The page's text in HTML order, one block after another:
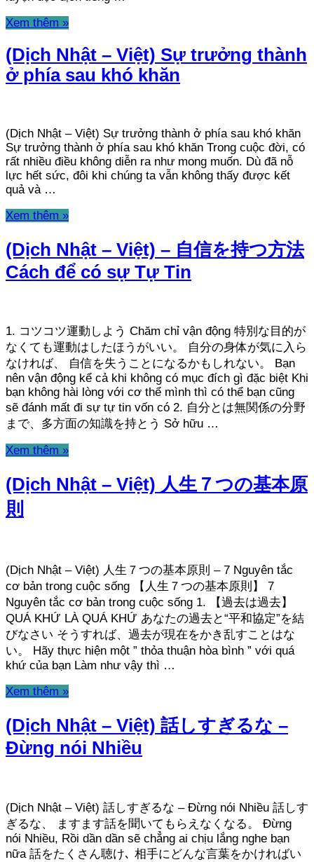
Xem thêm »
(Dịch Nhật – Việt) Sự trưởng thành
ở phía sau khó khăn
(Dịch Nhật – Việt) Sự trưởng thành ở phía sau khó khăn
Sự trưởng thành ở phía sau khó khăn Trong cuộc đời, có
rất nhiều điều không diễn ra như mong muốn. Dù đã nỗ
lực hết sức, đôi khi chúng ta vẫn không thấy được kết
quả và …
Xem thêm »
(Dịch Nhật – Việt) – 自信を持つ方法
Cách để có sự Tự Tin
1. コツコツ運動しよう Chăm chỉ vận động 特別な目的が
なくても運動はしたほうがいい。 自分の身体が気に入ら
なければ、 自信を失うことになるかもしれない。 Bạn
nên vận động kể cả khi không có mục đích gì đặc biệt Khi
bạn không hài lòng với cơ thể mình thì có thể bạn cũng
sẽ đánh mất đi sự tự tin vốn có 2. 自分とは無関係の分野
まで、多方面の知識を持とう Sở hữu …
Xem thêm »
(Dịch Nhật – Việt) 人生７つの基本原
則
(Dịch Nhật – Việt) 人生７つの基本原則 – 7 Nguyên tắc
cơ bản trong cuộc sống 【人生７つの基本原則】 7
Nguyên tắc cơ bản trong cuộc sống 1. 【過去は過去】
QUÁ KHỨ LÀ QUÁ KHỨ あなたの過去と“平和協定”を結
びなさい そうすれば、過去が現在をかき乱すことはな
い。 Hãy thực hiện một ” thỏa thuận hòa bình ” với quá
khứ của bạn Làm như vậy thì …
Xem thêm »
(Dịch Nhật – Việt) 話しすぎるな –
Đừng nói Nhiều
(Dịch Nhật – Việt) 話しすぎるな – Đừng nói Nhiều 話しす
ぎるな、 ますます話を聞いてもらえなくなる。 Đừng
nói Nhiều, Rồi dần dần sẽ chẳng ai chịu lắng nghe bạn
nữa 話をたくさん聴け､ 相手にどんな言葉をかければい